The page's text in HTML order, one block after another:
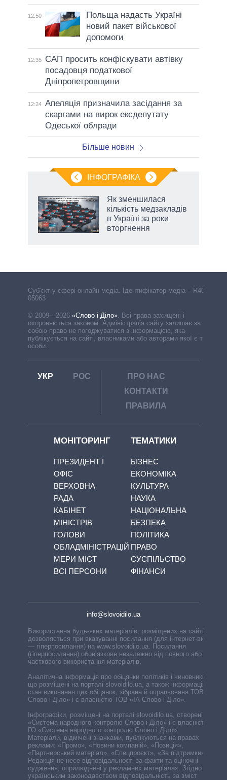
12:50
Польща надасть Україні
новий пакет військової
допомоги
12:35
САП просить конфіскувати автівку
посадовця податкової
Дніпропетровщини
12:24 Апеляція призначила засідання за
скаргами на вирок ексдепутату
Одеської облради
Більше новин
ІНФОГРАФІКА
Як зменшилася
кількість медзакладів
в Україні за роки
вторгнення
Cуб'єкт у сфері онлайн-медіа. Ідентифікатор медіа – R40-
05063
© 2009—2026 «Слово і Діло». Всі права захищені і
охороняються законом. Адміністрація сайту залишає за
собою право не погоджуватися з інформацією, яка
публікується на сайті, власниками або авторами якої є треті
особи.
УКР РОС
ПРО НАС
КОНТАКТИ
ПРАВИЛА
МОНІТОРИНГ
ПРЕЗИДЕНТ І
ОФІС
ВЕРХОВНА
РАДА
КАБІНЕТ
МІНІСТРІВ
ГОЛОВИ
ОБЛАДМІНІСТРАЦІЙ
МЕРИ МІСТ
ВСІ ПЕРСОНИ
ТЕМАТИКИ
БІЗНЕС
ЕКОНОМІКА
КУЛЬТУРА
НАУКА
НАЦІОНАЛЬНА
БЕЗПЕКА
ПОЛІТИКА
ПРАВО
СУСПІЛЬСТВО
ФІНАНСИ
info@slovoidilo.ua
Використання будь-яких матеріалів, розміщених на сайті,
дозволяється при вказуванні посилання (для інтернет-видань
— гіперпосилання) на www.slovoidilo.ua. Посилання
(гіперпосилання) обов’язкове незалежно від повного або
часткового використання матеріалів.
Аналітична інформація про обіцянки політиків і чиновників,
що розміщені на порталі slovoidilo.ua, а також інформація про
стан виконання цих обіцянок, зібрана й опрацьована ТОВ «ІА
Слово і Діло» і є власністю ТОВ «ІА Слово і Діло».
Інфографіки, розміщені на порталі slovoidilo.ua, створені ГО
«Система народного контролю Слово і Діло» і є власністю
ГО «Система народного контролю Слово і Діло».
Матеріали, відмічені значками, публікуються на правах
реклами: «Промо», «Новини компаній», «Позиція»,
«Партнерський матеріал», «Спецпроєкт», «За підтримки».
Редакція не несе відповідальності за факти та оціночні
судження, оприлюднені у рекламних матеріалах. Згідно з
українським законодавством відповідальність за зміст